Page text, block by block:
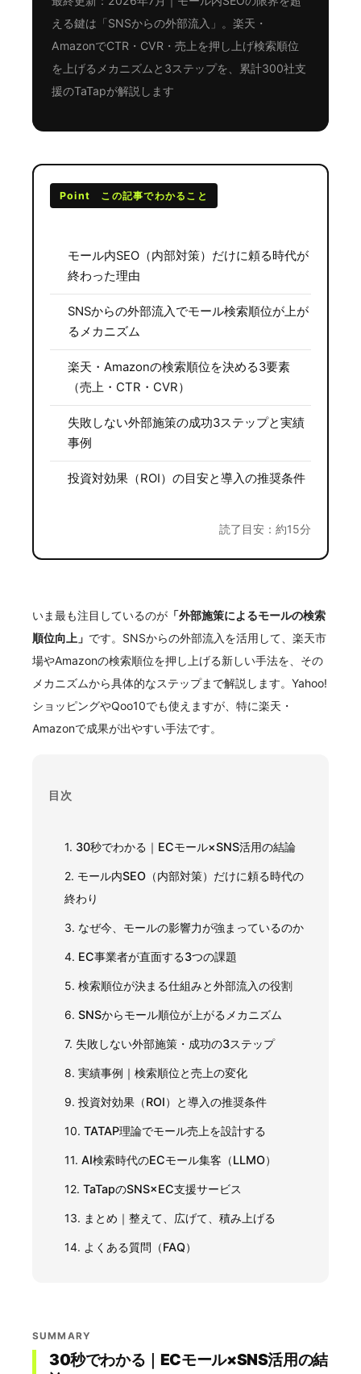
える鍵は「SNSからの外部流入」。楽天・
AmazonでCTR・CVR・売上を押し上げ検索順位
を上げるメカニズムと3ステップを、累計300社支
援のTaTapが解説します
Point この記事でわかること
モール内SEO（内部対策）だけに頼る時代が
終わった理由
SNSからの外部流入でモール検索順位が上が
るメカニズム
楽天・Amazonの検索順位を決める3要素
（売上・CTR・CVR）
失敗しない外部施策の成功3ステップと実績
事例
投資対効果（ROI）の目安と導入の推奨条件
読了目安：約15分
いま最も注目しているのが「外部施策によるモールの検索
順位向上」 です。SNSからの外部流入を活用して、楽天市
場やAmazonの検索順位を押し上げる新しい手法を、その
メカニズムから具体的なステップまで解説します。Yahoo!
ショッピングやQoo10でも使えますが、特に楽天・
Amazonで成果が出やすい手法です。
目次
1. 30秒でわかる｜ECモール×SNS活用の結論
2. モール内SEO（内部対策）だけに頼る時代の
終わり
3. なぜ今、モールの影響力が強まっているのか
4. EC事業者が直面する3つの課題
5. 検索順位が決まる仕組みと外部流入の役割
6. SNSからモール順位が上がるメカニズム
7. 失敗しない外部施策・成功の3ステップ
8. 実績事例｜検索順位と売上の変化
9. 投資対効果（ROI）と導入の推奨条件
10. TATAP理論でモール売上を設計する
11. AI検索時代のECモール集客（LLMO）
12. TaTapのSNS×EC支援サービス
13. まとめ｜整えて、広げて、積み上げる
14. よくある質問（FAQ）
SUMMARY
30秒でわかる｜ECモール×SNS活用の結